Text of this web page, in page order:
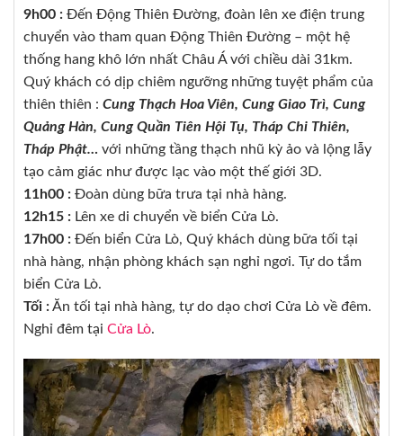
9h00 : Đến Động Thiên Đường, đoàn lên xe điện trung
chuyển vào tham quan Động Thiên Đường – một hệ
thống hang khô lớn nhất Châu Á với chiều dài 31km.
Quý khách có dịp chiêm ngưỡng những tuyệt phẩm của
thiên thiên : Cung Thạch Hoa Viên, Cung Giao Trì, Cung
Quảng Hàn, Cung Quần Tiên Hội Tụ, Tháp Chi Thiên,
Tháp Phật… với những tầng thạch nhũ kỳ ảo và lộng lẫy
tạo cảm giác như được lạc vào một thế giới 3D.
11h00 : Đoàn dùng bữa trưa tại nhà hàng.
12h15 : Lên xe di chuyển về biển Cửa Lò.
17h00 : Đến biển Cửa Lò, Quý khách dùng bữa tối tại
nhà hàng, nhận phòng khách sạn nghỉ ngơi. Tự do tắm
biển Cửa Lò.
Tối :Ăn tối tại nhà hàng, tự do dạo chơi Cửa Lò về đêm.
Nghỉ đêm tại Cửa Lò.